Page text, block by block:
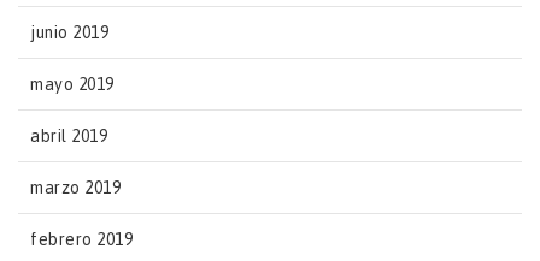
junio 2019
mayo 2019
abril 2019
marzo 2019
febrero 2019